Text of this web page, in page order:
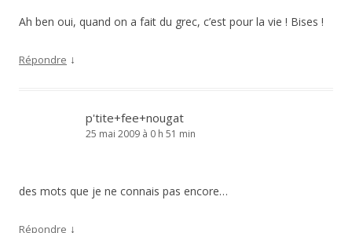
Ah ben oui, quand on a fait du grec, c’est pour la vie ! Bises !
Répondre ↓
p'tite+fee+nougat
25 mai 2009 à 0 h 51 min
des mots que je ne connais pas encore…
Répondre ↓